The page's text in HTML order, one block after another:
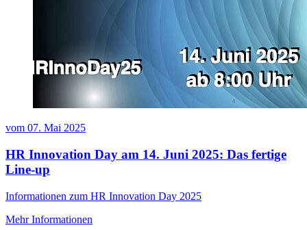
vom 07. Mai 2025
HR Innovation Day am 14. Juni 2025: Das fertige
Line-up
Informationen zum HR Innovation Day 2025
Mehr Informationen